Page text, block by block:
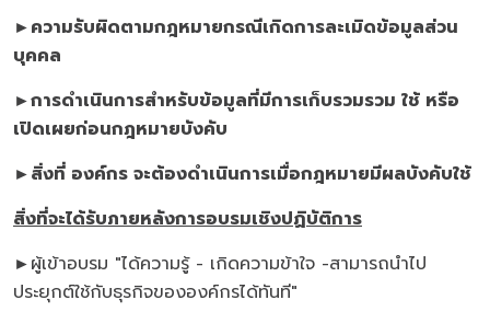
►ความรับผิดตามกฎหมายกรณีเกิดการละเมิดข้อมูลส่วน
บุคคล
►การดำเนินการสำหรับข้อมูลที่มีการเก็บรวมรวม ใช้ หรือ
เปิดเผยก่อนกฎหมายบังคับ
►สิ่งที่ องค์กร จะต้องดำเนินการเมื่อกฎหมายมีผลบังคับใช้
สิ่งที่จะได้รับภายหลังการอบรมเชิงปฏิบัติการ
►ผู้เข้าอบรม "ได้ความรู้ - เกิดความข้าใจ -สามารถนำไป
ประยุกต์ใช้กับธุรกิจขององค์กรได้ทันที"